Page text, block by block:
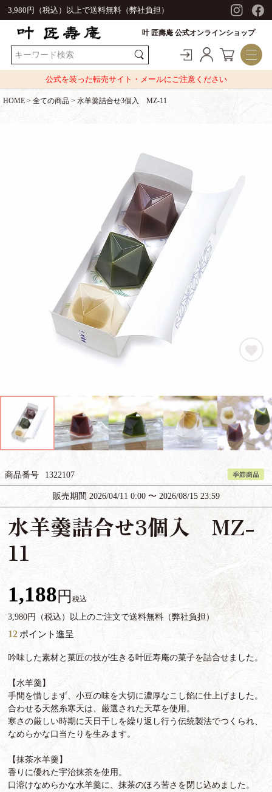
3,980円（税込）以上で送料無料（弊社負担）
叶 匠壽庵 公式オンラインショップ
公式を装った転売サイト・メールにご注意ください
HOME 全ての商品 水羊羹詰合せ3個入 MZ-11
商品番号 1322107 季節商品
販売期間 2026/04/11 0:00 〜 2026/08/15 23:59
水羊羹詰合せ3個入 MZ-
11
1,188 税込
3,980円（税込）以上のご注文で送料無料（弊社負担）
12 ポイント進呈
吟味した素材と菓匠の技が生きる叶匠寿庵の菓子を詰合せました。
【水羊羹】
手間を惜しまず、小豆の味を大切に濃厚なこし餡に仕上げました。
合わせる天然糸寒天は、厳選された天草を使用。
寒さの厳しい時期に天日干しを繰り返し行う伝統製法でつくられ、
なめらかな口当たりを生みます。
【抹茶水羊羹】
香りに優れた宇治抹茶を使用。
口溶けなめらかな水羊羹に、抹茶のほろ苦さを閉じ込めました。